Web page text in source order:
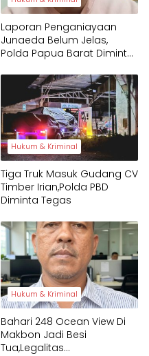
Laporan Penganiayaan
Junaeda Belum Jelas,
Polda Papua Barat Diminta
Hukum & Kriminal
Tiga Truk Masuk Gudang CV
Timber Irian,Polda PBD
Diminta Tegas
Hukum & Kriminal
Bahari 248 Ocean View Di
Makbon Jadi Besi
Tua,Legalitas